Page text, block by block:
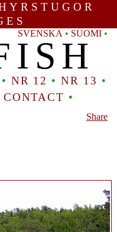
SVENSKA • SUOMI •
• NR 12 • NR 13 •
CONTACT •
Share